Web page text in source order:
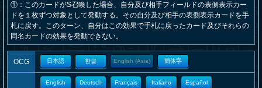
①：このカードがS召喚した場合、自分及び相手フィールドの表側表示カー
ドを１枚ずつ対象として発動する。その自分及び相手の表側表示カードを手
札に戻す。このターン、自分はこの効果で手札に戻ったカード及びそれらの
同名カードの効果を発動できない。
OCG 日本語 한글 English (Asia) 簡体字
English Deutsch Français Italiano Español